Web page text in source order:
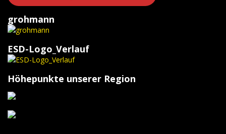
grohmann
ESD-Logo_Verlauf
Höhepunkte unserer Region